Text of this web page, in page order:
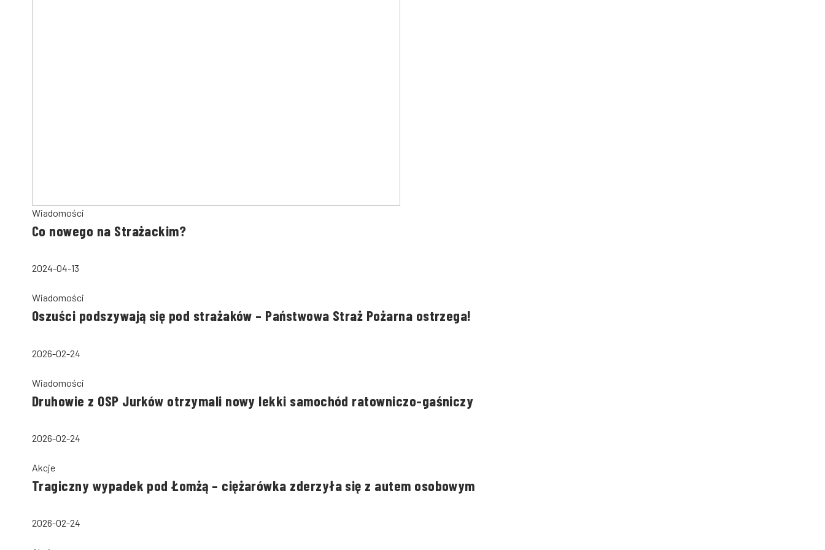
Wiadomości
Co nowego na Strażackim?
2024-04-13
Wiadomości
Oszuści podszywają się pod strażaków – Państwowa Straż Pożarna ostrzega!
2026-02-24
Wiadomości
Druhowie z OSP Jurków otrzymali nowy lekki samochód ratowniczo-gaśniczy
2026-02-24
Akcje
Tragiczny wypadek pod Łomżą – ciężarówka zderzyła się z autem osobowym
2026-02-24